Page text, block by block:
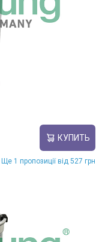
КУПИТЬ
Ще 1 пропозиції від 527 грн